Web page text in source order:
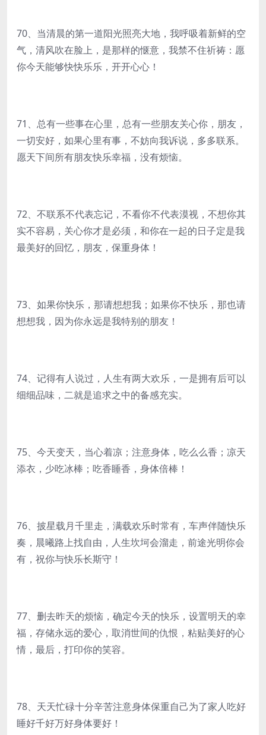
70、当清晨的第一道阳光照亮大地，我呼吸着新鲜的空
气，清风吹在脸上，是那样的惬意，我禁不住祈祷：愿
你今天能够快快乐乐，开开心心！
71、总有一些事在心里，总有一些朋友关心你，朋友，
一切安好，如果心里有事，不妨向我诉说，多多联系。
愿天下间所有朋友快乐幸福，没有烦恼。
72、不联系不代表忘记，不看你不代表漠视，不想你其
实不容易，关心你才是必须，和你在一起的日子定是我
最美好的回忆，朋友，保重身体！
73、如果你快乐，那请想想我；如果你不快乐，那也请
想想我，因为你永远是我特别的朋友！
74、记得有人说过，人生有两大欢乐，一是拥有后可以
细细品味，二就是追求之中的备感充实。
75、今天变天，当心着凉；注意身体，吃么么香；凉天
添衣，少吃冰棒；吃香睡香，身体倍棒！
76、披星载月千里走，满载欢乐时常有，车声伴随快乐
奏，晨曦路上找自由，人生坎坷会溜走，前途光明你会
有，祝你与快乐长斯守！
77、删去昨天的烦恼，确定今天的快乐，设置明天的幸
福，存储永远的爱心，取消世间的仇恨，粘贴美好的心
情，最后，打印你的笑容。
78、天天忙碌十分辛苦注意身体保重自己为了家人吃好
睡好千好万好身体要好！